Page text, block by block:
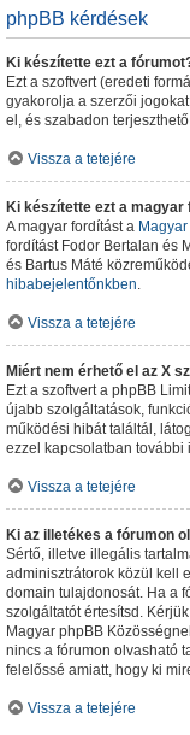
phpBB kérdések
Ki készítette ezt a
Ezt a szoftvert (eredeti
gyakorolja a szerzői
el, és szabadon
Vissza a tetejére
Ki készítette ezt a magyar
A magyar fordítást a
fordítást Fodor Bertalan és
és Bartus Máté
hibabejelentőnkben.
Vissza a tetejére
Miért nem érhető el az X
Ezt a szoftvert a phpBB
újabb szolgáltatások,
működési hibát találtál,
ezzel kapcsolatban további
Vissza a tetejére
Ki az illetékes a fórumon
Sértő, illetve illegális
adminisztrátorok közül kell
domain tulajdonosát. Ha a
szolgáltatót értesítsd.
Magyar phpBB
nincs a fórumon olvasható
felelőssé amiatt, hogy ki
Vissza a tetejére